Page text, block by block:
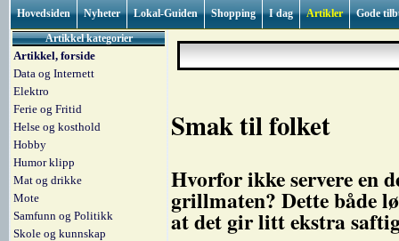
Hovedsiden Nyheter Lokal-Guiden Shopping I dag Artikler
Gode
Artikkel kategorier
Artikkel, forside
Data og Internett
Elektro
Ferie og Fritid
Helse og kosthold
Hobby
Humor klipp
Mat og drikke
Mote
Samfunn og Politikk
Skole og kunnskap
Smak til folket
Hvorfor ikke servere en
grillmaten? Dette både
at det gir litt ekstra